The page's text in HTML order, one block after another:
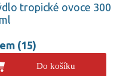
tropické ovoce 300
ml
(15)
Do košíku